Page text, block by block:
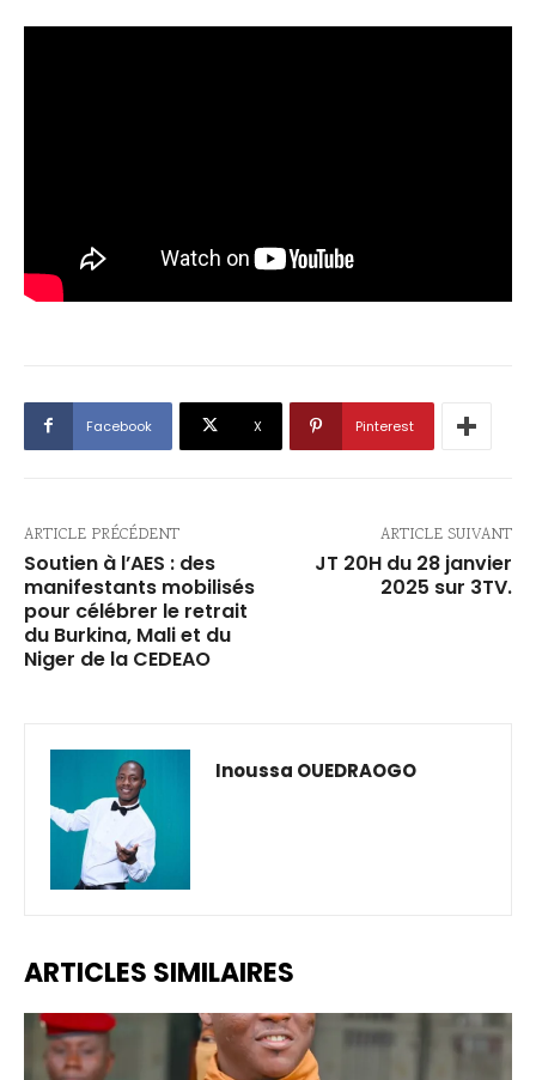
Facebook X Pinterest
ARTICLE PRÉCÉDENT
Soutien à l’AES : des
manifestants mobilisés
pour célébrer le retrait
du Burkina, Mali et du
Niger de la CEDEAO
ARTICLE SUIVANT
JT 20H du 28 janvier
2025 sur 3TV.
Inoussa OUEDRAOGO
ARTICLES SIMILAIRES